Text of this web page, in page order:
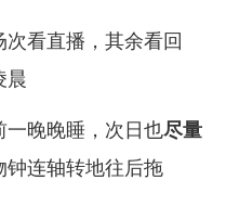
次看直播，其余看回
晨
一晚晚睡，次日也尽量
钟连轴转地往后拖